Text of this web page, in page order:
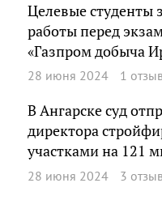
Целевые
работы перед
«Газпром добыча
28 июня 2024 1 отзыв
В Ангарске суд
директора
участками на 121
28 июня 2024 3